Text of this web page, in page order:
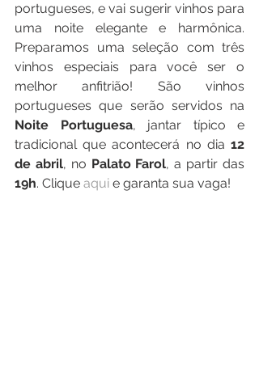
portugueses, e vai sugerir vinhos para
uma noite elegante e harmônica.
Preparamos uma seleção com três
vinhos especiais para você ser o
melhor anfitrião! São vinhos
Noite Portuguesa, jantar típico e
tradicional que acontecerá no dia 12
de abril, no Palato Farol
19h. Clique aqui e garanta sua vaga!